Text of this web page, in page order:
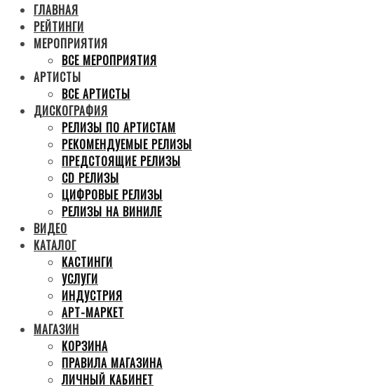
ГЛАВНАЯ
РЕЙТИНГИ
МЕРОПРИЯТИЯ
ВСЕ МЕРОПРИЯТИЯ
АРТИСТЫ
ВСЕ АРТИСТЫ
ДИСКОГРАФИЯ
РЕЛИЗЫ ПО АРТИСТАМ
РЕКОМЕНДУЕМЫЕ РЕЛИЗЫ
ПРЕДСТОЯЩИЕ РЕЛИЗЫ
CD РЕЛИЗЫ
ЦИФРОВЫЕ РЕЛИЗЫ
РЕЛИЗЫ НА ВИНИЛЕ
ВИДЕО
КАТАЛОГ
КАСТИНГИ
УСЛУГИ
ИНДУСТРИЯ
АРТ-МАРКЕТ
МАГАЗИН
КОРЗИНА
ПРАВИЛА МАГАЗИНА
ЛИЧНЫЙ КАБИНЕТ